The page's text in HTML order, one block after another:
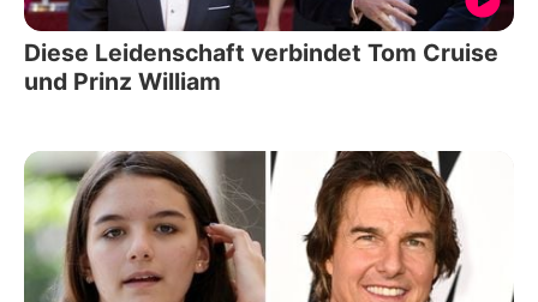
Diese Leidenschaft verbindet Tom Cruise
und Prinz William